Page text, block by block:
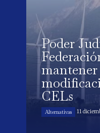
Poder
mantener
CELs
Alternativas 11